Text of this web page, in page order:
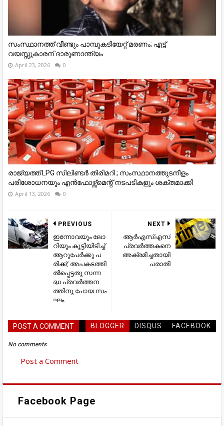
സംസ്ഥാനത്ത് വീണ്ടും പാമ്പുകടിയേറ്റ് മരണം; എട്ട്
വയസ്സുകാരന് ദാരുണാന്ത്യം
April 23, 2026 0
രാജ്യത്ത് LPG സിലിണ്ടർ തിരിമറി ; സംസ്ഥാനത്തുടനീളം
പരിശോധനയും എൻഫോഴ്സ്മെന്റ് നടപടികളും ശക്തമാക്കി
April 13, 2026 0
NEXT
ആർഎസ്എസ്
പ്രവർത്തകനെ
അക്രമിച്ചതായി
പരാതി
PREVIOUS
ഇ​ന്നോ​വ​യും ലോ​
റി​യും കൂ​ട്ടി​യി​ടി​ച്ച്
ആ​റു​പേ​ര്‍​ക്കു പ​
രി​ക്ക്; അ​പ​ക​ട​ത്തി​
ല്‍​പ്പെ​ട്ട​തു സ​ന്ന​
ദ്ധ പ്ര​വ​ര്‍​ത്ത​ന​
ത്തി​നു പോ​യ സം​
ഘം
POST A COMMENT BLOGGER DISQUS FACEBOOK
No comments
Post a Comment
Facebook Page